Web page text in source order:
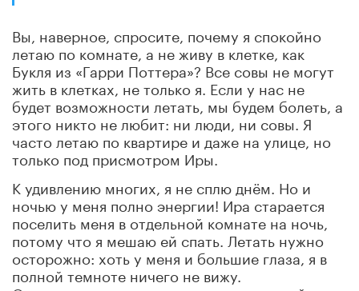
Вы, наверное, спросите, почему я спокойно
летаю по комнате, а не живу в клетке, как
Букля из «Гарри Поттера»? Все совы не могут
жить в клетках, не только я. Если у нас не
будет возможности летать, мы будем болеть, а
этого никто не любит: ни люди, ни совы. Я
часто летаю по квартире и даже на улице, но
только под присмотром Иры.
К удивлению многих, я не сплю днём. Но и
ночью у меня полно энергии! Ира старается
поселить меня в отдельной комнате на ночь,
потому что я мешаю ей спать. Летать нужно
осторожно: хоть у меня и большие глаза, я в
полной темноте ничего не вижу.